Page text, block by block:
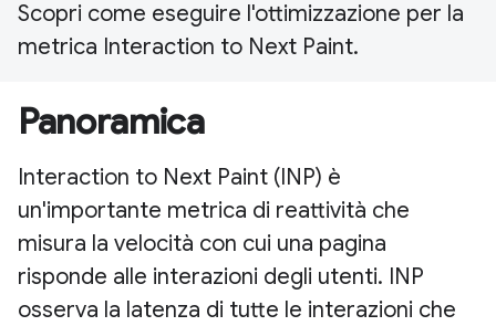
Scopri come eseguire l'ottimizzazione per la
metrica Interaction to Next Paint.
Panoramica
Interaction to Next Paint (INP) è
un'importante metrica di reattività che
misura la velocità con cui una pagina
risponde alle interazioni degli utenti. INP
osserva la latenza di tutte le interazioni che